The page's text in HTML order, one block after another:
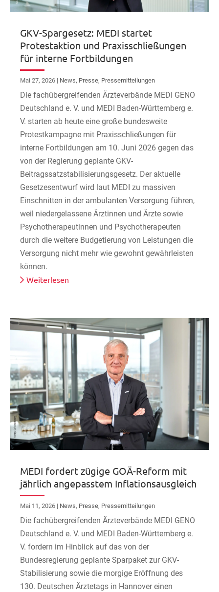
GKV-Spargesetz: MEDI startet
Protestaktion und Praxisschließungen
für interne Fortbildungen
Mai 27, 2026 | News, Presse, Pressemitteilungen
Die fachübergreifenden Ärzteverbände MEDI GENO
Deutschland e. V. und MEDI Baden-Württemberg e.
V. starten ab heute eine große bundesweite
Protestkampagne mit Praxisschließungen für
interne Fortbildungen am 10. Juni 2026 gegen das
von der Regierung geplante GKV-
Beitragssatzstabilisierungsgesetz. Der aktuelle
Gesetzesentwurf wird laut MEDI zu massiven
Einschnitten in der ambulanten Versorgung führen,
weil niedergelassene Ärztinnen und Ärzte sowie
Psychotherapeutinnen und Psychotherapeuten
durch die weitere Budgetierung von Leistungen die
Versorgung nicht mehr wie gewohnt gewährleisten
können.
Weiterlesen
MEDI fordert zügige GOÄ-Reform mit
jährlich angepasstem Inflationsausgleich
Mai 11, 2026 | News, Presse, Pressemitteilungen
Die fachübergreifenden Ärzteverbände MEDI GENO
Deutschland e. V. und MEDI Baden-Württemberg e.
V. fordern im Hinblick auf das von der
Bundesregierung geplante Sparpaket zur GKV-
Stabilisierung sowie die morgige Eröffnung des
130. Deutschen Ärztetags in Hannover einen